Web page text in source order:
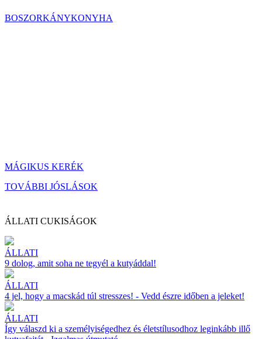
BOSZORKÁNYKONYHA
MÁGIKUS KERÉK
TOVÁBBI JÓSLÁSOK
ÁLLATI CUKISÁGOK
ÁLLATI
9 dolog, amit soha ne tegyél a kutyáddal!
ÁLLATI
4 jel, hogy a macskád túl stresszes! - Vedd észre időben a jeleket!
ÁLLATI
Így válaszd ki a személyiségedhez és életstílusodhoz leginkább illő